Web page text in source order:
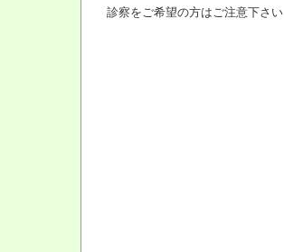
診察をご希望の方はご注意下さい